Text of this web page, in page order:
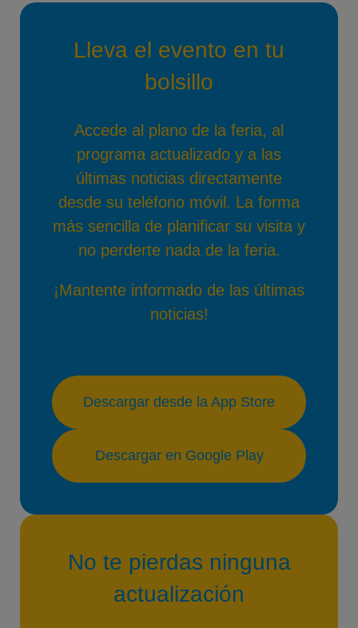
Lleva el evento en tu
bolsillo
Accede al plano de la feria, al
programa actualizado y a las
últimas noticias directamente
desde su teléfono móvil. La forma
más sencilla de planificar su visita y
no perderte nada de la feria.
¡Mantente informado de las últimas
noticias!
Descargar desde la App Store
Descargar en Google Play
No te pierdas ninguna
actualización